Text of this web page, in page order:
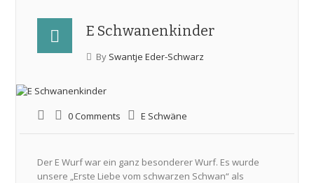
E Schwanenkinder
By Swantje Eder-Schwarz
0 Comments E Schwäne
Der E Wurf war ein ganz besonderer Wurf. Es wurde
unsere „Erste Liebe vom schwarzen Schwan“ als